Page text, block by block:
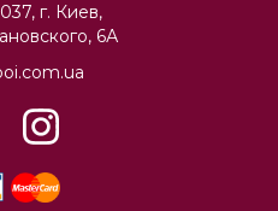
г. Киев,
6А